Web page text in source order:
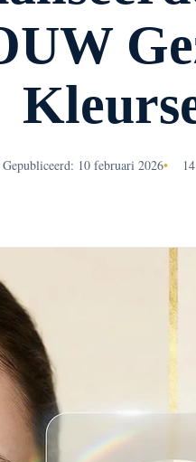
Gepubliceerd: 10 februari 2026•